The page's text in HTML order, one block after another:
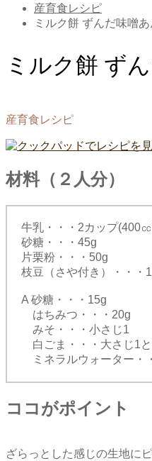
産育食レシピ
ミルク餅 ずんだ味噌あ
ミルク餅 ず
産育食レシピ
材料（２人分）
牛乳・・・2カップ(400
砂糖・・・45g
片栗粉・・・50g
枝豆（さや付き）・・・
A 砂糖・・・15g
はちみつ・・・20g
みそ・・・小さじ1
白ごま・・・大さじ1
ミネラルウォーター・
ココがポイント
ざらっとした感じの生地に